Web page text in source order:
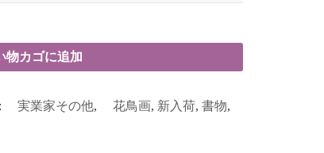
物カゴに追加
実業家その他, 花鳥画, 新入荷, 書物,